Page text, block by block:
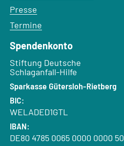
Presse
Termine
Spendenkonto
Empfänger:
Stiftung Deutsche
Schlaganfall-Hilfe
Bank:
Sparkasse Gütersloh-Rietberg
BIC:
WELADED1GTL
IBAN:
DE80 4785 0065 0000 0000 50